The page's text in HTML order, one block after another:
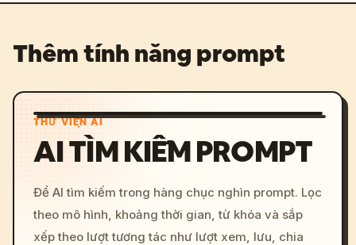
Thêm tính năng prompt
THƯ VIỆN AI
AI TÌM KIẾM PROMPT
Để AI tìm kiếm trong hàng chục nghìn prompt. Lọc
theo mô hình, khoảng thời gian, từ khóa và sắp
xếp theo lượt tương tác như lượt xem, lưu, chia